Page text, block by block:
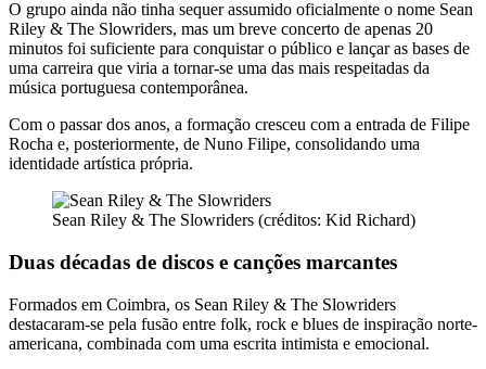
O grupo ainda não tinha sequer assumido oficialmente o nome Sean
Riley & The Slowriders, mas um breve concerto de apenas 20
minutos foi suficiente para conquistar o público e lançar as bases de
uma carreira que viria a tornar-se uma das mais respeitadas da
música portuguesa contemporânea.
Com o passar dos anos, a formação cresceu com a entrada de Filipe
Rocha e, posteriormente, de Nuno Filipe, consolidando uma
identidade artística própria.
Sean Riley & The Slowriders (créditos: Kid Richard)
Duas décadas de discos e canções marcantes
Formados em Coimbra, os Sean Riley & The Slowriders
destacaram-se pela fusão entre folk, rock e blues de inspiração norte-
americana, combinada com uma escrita intimista e emocional.